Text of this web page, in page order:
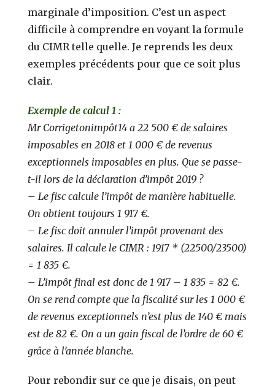
marginale d’imposition. C’est un aspect
difficile à comprendre en voyant la formule
du CIMR telle quelle. Je reprends les deux
exemples précédents pour que ce soit plus
clair.
Exemple de calcul 1 :
Mr Corrigetonimpôt14 a 22 500 € de salaires
imposables en 2018 et 1 000 € de revenus
exceptionnels imposables en plus. Que se passe-
t-il lors de la déclaration d’impôt 2019 ?
– Le fisc calcule l’impôt de manière habituelle.
On obtient toujours 1 917 €.
– Le fisc doit annuler l’impôt provenant des
salaires. Il calcule le CIMR : 1917 * (22500/23500)
= 1 835 €.
– L’impôt final est donc de 1 917 – 1 835 = 82 €.
On se rend compte que la fiscalité sur les 1 000 €
de revenus exceptionnels n’est plus de 140 € mais
est de 82 €. On a un gain fiscal de l’ordre de 60 €
grâce à l’année blanche.
Pour rebondir sur ce que je disais, on peut